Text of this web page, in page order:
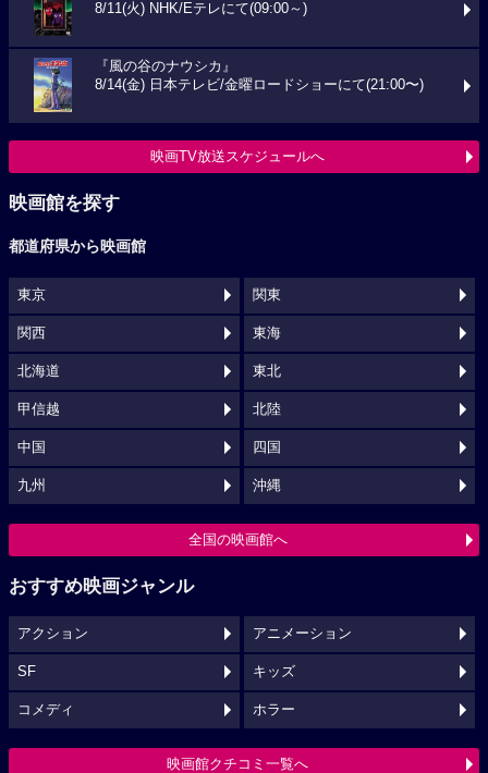
8/11(火) NHK/Eテレにて(09:00～)
『風の谷のナウシカ』
8/14(金) 日本テレビ/金曜ロードショーにて(21:00〜)
映画TV放送スケジュールへ
映画館を探す
都道府県から映画館
東京 関東
関西 東海
北海道 東北
甲信越 北陸
中国 四国
九州 沖縄
全国の映画館へ
おすすめ映画ジャンル
アクション アニメーション
SF キッズ
コメディ ホラー
映画館クチコミ一覧へ